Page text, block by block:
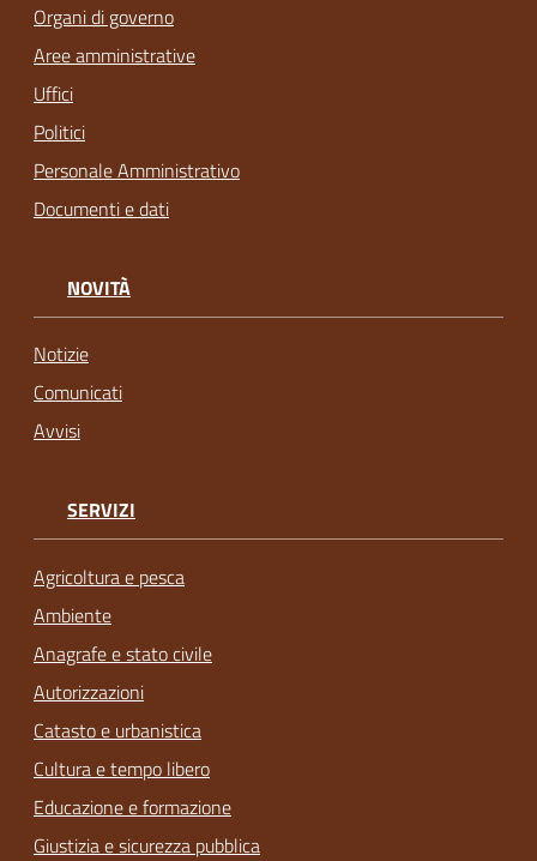
Organi di governo
Aree amministrative
Uffici
Politici
Personale Amministrativo
Documenti e dati
NOVITÀ
Notizie
Comunicati
Avvisi
SERVIZI
Agricoltura e pesca
Ambiente
Anagrafe e stato civile
Autorizzazioni
Catasto e urbanistica
Cultura e tempo libero
Educazione e formazione
Giustizia e sicurezza pubblica